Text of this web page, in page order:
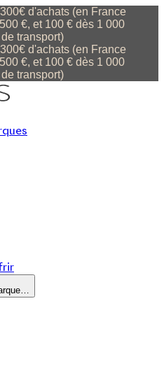
d'achats (en France
€, et 100 € dès 1 000
transport)
d'achats (en France
€, et 100 € dès 1 000
transport)